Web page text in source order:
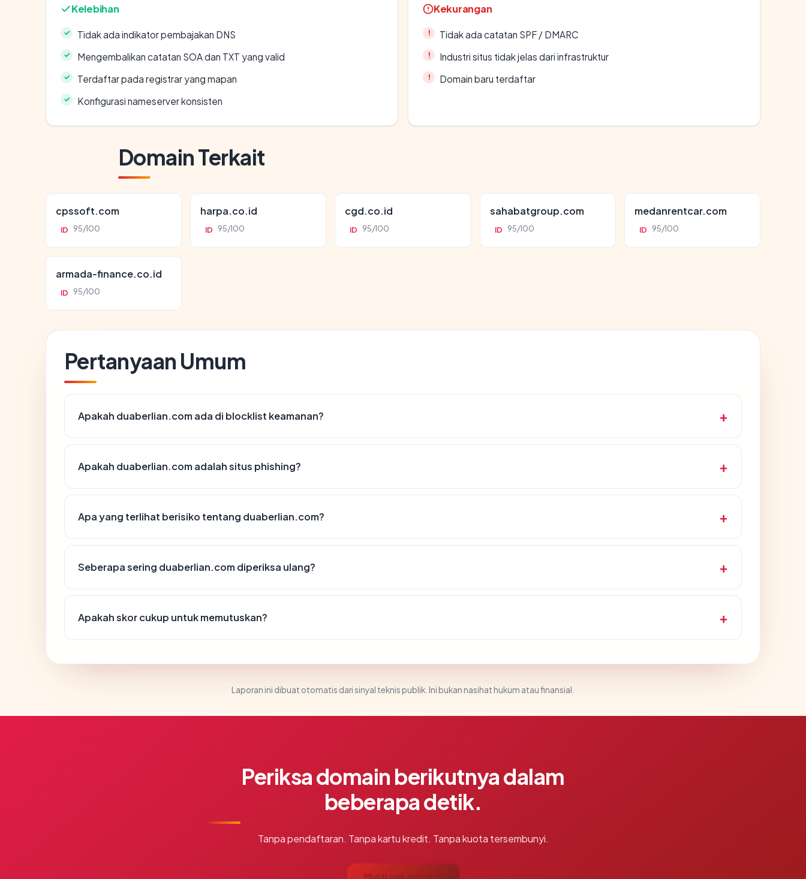
Kelebihan
Tidak ada indikator pembajakan DNS
Mengembalikan catatan SOA dan TXT yang valid
Terdaftar pada registrar yang mapan
Konfigurasi nameserver konsisten
Kekurangan
Tidak ada catatan SPF / DMARC
Industri situs tidak jelas dari infrastruktur
Domain baru terdaftar
Domain Terkait
cpssoft.com
ID 95/100
harpa.co.id
ID 95/100
cgd.co.id
ID 95/100
sahabatgroup.com
ID 95/100
medanrentcar.com
ID 95/100
armada-finance.co.id
ID 95/100
Pertanyaan Umum
Apakah duaberlian.com ada di blocklist keamanan?
Apakah duaberlian.com adalah situs phishing?
Apa yang terlihat berisiko tentang duaberlian.com?
Seberapa sering duaberlian.com diperiksa ulang?
Apakah skor cukup untuk memutuskan?
Laporan ini dibuat otomatis dari sinyal teknis publik. Ini bukan nasihat hukum atau finansial.
Periksa domain berikutnya dalam
beberapa detik.
Tanpa pendaftaran. Tanpa kartu kredit. Tanpa kuota tersembunyi.
Mulai cek gratis →